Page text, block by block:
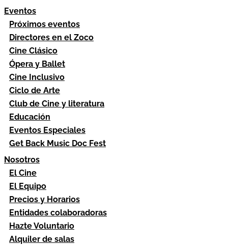
Eventos
Próximos eventos
Directores en el Zoco
Cine Clásico
Ópera y Ballet
Cine Inclusivo
Ciclo de Arte
Club de Cine y literatura
Educación
Eventos Especiales
Get Back Music Doc Fest
Nosotros
El Cine
El Equipo
Precios y Horarios
Entidades colaboradoras
Hazte Voluntario
Alquiler de salas